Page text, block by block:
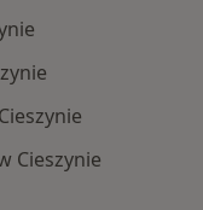
Cieszynie